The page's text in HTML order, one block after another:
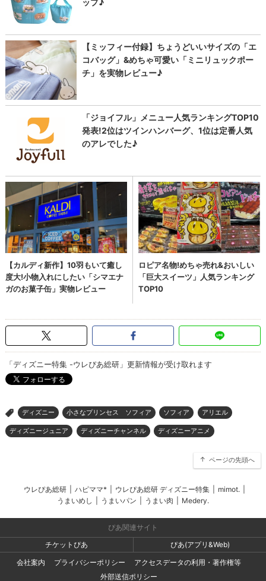
「ディズニー特集 -ウレぴあ総研」更新情報が受け取れます
> ディズニー 小さなプリンセス ソフィア ソフィア アリエル
ディズニージュニア ディズニーチャンネル ディズニーアニメ
ページの先頭へ
ウレぴあ総研 ハピママ* ウレぴあ総研 ディズニー特集 mimot.
うまいめし
うまいパン うまい肉 Medery.
ぴあ関連サイト
チケットぴあ
ぴあ(アプリ&Web)
会社案内
プライバシーポリシー
アクセスデータの利用・著作権等
外部送信ポリシー